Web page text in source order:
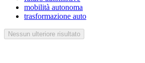
mobilità autonoma
trasformazione auto
Nessun ulteriore risultato